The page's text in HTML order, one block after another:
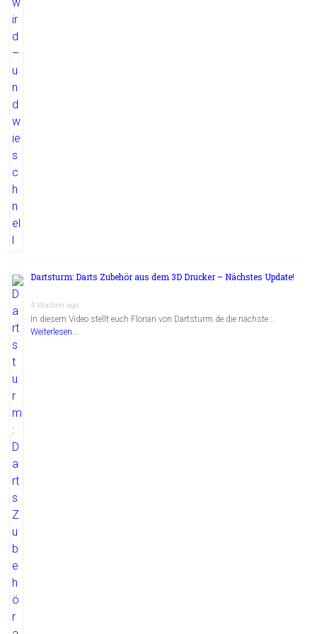
Dartsturm: Darts Zubehör aus dem 3D Drucker – Nächstes Update!
4 Wochen ago
In diesem Video stellt euch Florian von Dartsturm.de die nächste …
Weiterlesen...